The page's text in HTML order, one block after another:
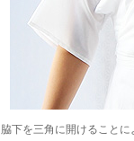
脇下を三角に開けることに